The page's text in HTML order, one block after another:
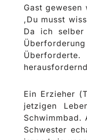
Gast
,Du musst
Da ich
Ein Erzieher
jetzigen
Schwimmbad.
Schwester